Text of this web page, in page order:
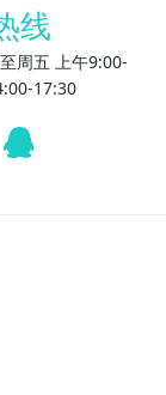
线
周五 上午9:00-
17:30